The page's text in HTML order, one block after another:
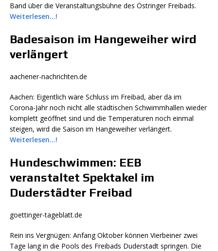
Band über die Veranstaltungsbühne des Östringer Freibads.
Weiterlesen…!
Badesaison im Hangeweiher wird
verlängert
aachener-nachrichten.de
Aachen: Eigentlich wäre Schluss im Freibad, aber da im
Corona-Jahr noch nicht alle städtischen Schwimmhallen wieder
komplett geöffnet sind und die Temperaturen noch einmal
steigen, wird die Saison im Hangeweiher verlängert.
Weiterlesen…!
Hundeschwimmen: EEB
veranstaltet Spektakel im
Duderstädter Freibad
goettinger-tageblatt.de
Rein ins Vergnügen: Anfang Oktober können Vierbeiner zwei
Tage lang in die Pools des Freibads Duderstadt springen. Die